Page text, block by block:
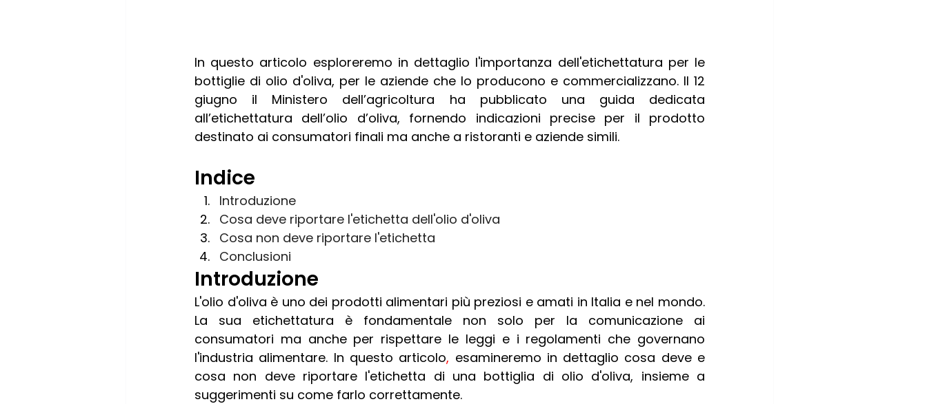
In questo articolo esploreremo in dettaglio l'importanza dell'etichettatura per le
bottiglie di olio d'oliva, per le aziende che lo producono e commercializzano. Il 12
giugno il Ministero dell’agricoltura ha pubblicato una guida dedicata
all’etichettatura dell’olio d’oliva, fornendo indicazioni precise per il prodotto
destinato ai consumatori finali ma anche a ristoranti e aziende simili.
Indice
Introduzione
Cosa deve riportare l'etichetta dell'olio d'oliva
Cosa non deve riportare l'etichetta
Conclusioni
Introduzione
L'olio d'oliva è uno dei prodotti alimentari più preziosi e amati in Italia e nel mondo.
La sua etichettatura è fondamentale non solo per la comunicazione ai
consumatori ma anche per rispettare le leggi e i regolamenti che governano
l'industria alimentare. In questo articolo, esamineremo in dettaglio cosa deve e
cosa non deve riportare l'etichetta di una bottiglia di olio d'oliva, insieme a
suggerimenti su come farlo correttamente.